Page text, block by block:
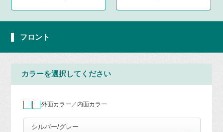
フロント
カラーを選択してください
外面カラー／内面カラー
シルバー/グレー